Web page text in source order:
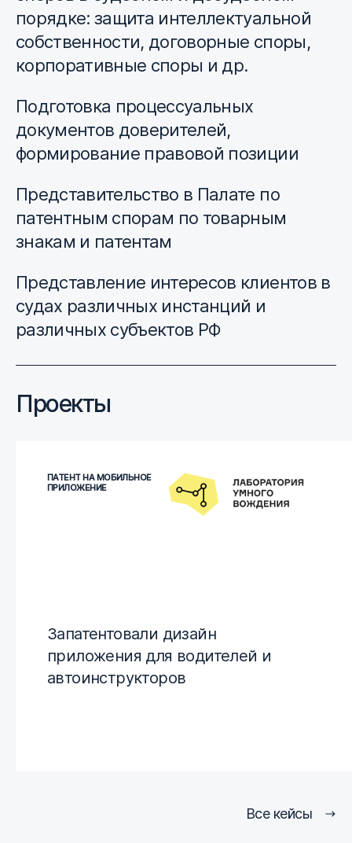
порядке: защита интеллектуальной
собственности, договорные споры,
корпоративные споры и др.
Подготовка процессуальных
документов доверителей,
формирование правовой позиции
Представительство в Палате по
патентным спорам по товарным
знакам и патентам
Представление интересов клиентов в
судах различных инстанций и
различных субъектов РФ
Проекты
ПАТЕНТ НА МОБИЛЬНОЕ
ПРИЛОЖЕНИЕ
Запатентовали дизайн
приложения для водителей и
автоинструкторов
Все кейсы